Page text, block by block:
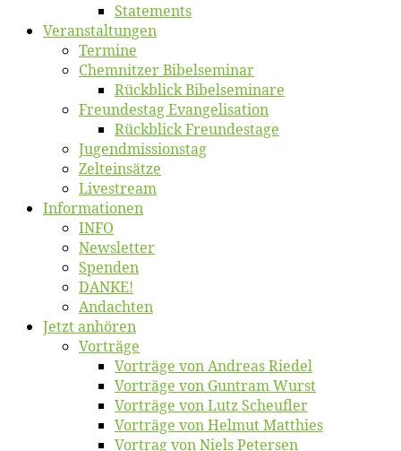
State­ments
Ver­an­stal­tun­gen
Ter­mi­ne
Chemnit­zer Bibelseminar
Rück­blick Bibelseminare
Freun­des­tag Evangelisation
Rück­blick Freundestage
Jugend­mis­sions­tag
Zelt­ein­sät­ze
Live­stream
Informatio­nen
INFO
News­let­ter
Spen­den
DANKE!
An­dach­ten
Jetzt an­hö­ren
Vor­trä­ge
Vor­trä­ge von An­dre­as Riedel
Vor­trä­ge von Gun­tram Wurst
Vor­trä­ge von Lutz Scheufler
Vor­trä­ge von Hel­mut Matthies
Vor­trag von Niels Petersen